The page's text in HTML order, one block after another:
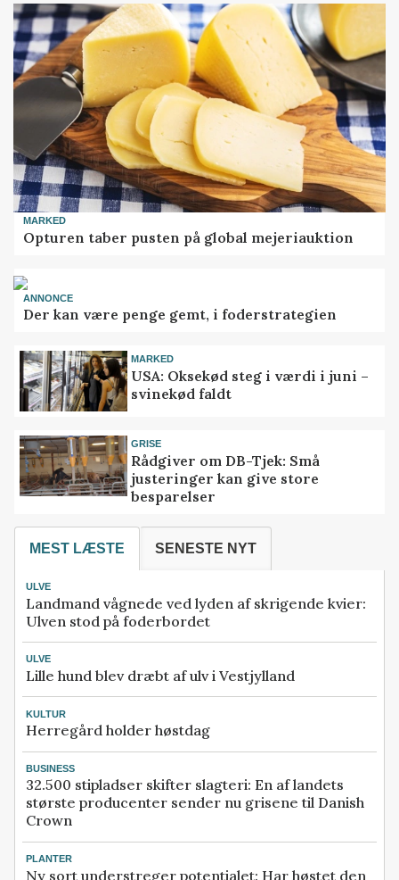
MARKED
Opturen taber pusten på global mejeriauktion
ANNONCE
Der kan være penge gemt, i foderstrategien
MARKED
USA: Oksekød steg i værdi i juni –
svinekød faldt
GRISE
Rådgiver om DB-Tjek: Små
justeringer kan give store
besparelser
MEST LÆSTE SENESTE NYT
ULVE
Landmand vågnede ved lyden af skrigende kvier:
Ulven stod på foderbordet
ULVE
Lille hund blev dræbt af ulv i Vestjylland
KULTUR
Herregård holder høstdag
BUSINESS
32.500 stipladser skifter slagteri: En af landets
største producenter sender nu grisene til Danish
Crown
PLANTER
Ny sort understreger potentialet: Har høstet den